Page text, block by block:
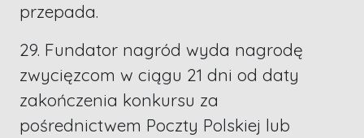
przepada.
29. Fundator nagród wyda nagrodę
zwycięzcom w ciągu 21 dni od daty
zakończenia konkursu za
pośrednictwem Poczty Polskiej lub